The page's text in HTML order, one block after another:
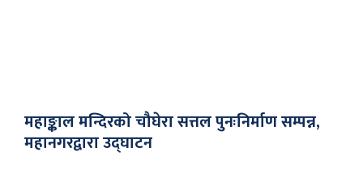
महाङ्काल मन्दिरको चौघेरा सत्तल पुनःनिर्माण सम्पन्न,
महानगरद्वारा उद्घाटन